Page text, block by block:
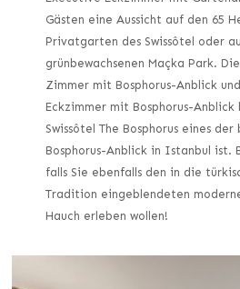
Gästen eine Aussicht auf den 65
Privatgarten des Swissôtel oder
grünbewachsenen Maçka Park.
Zimmer mit Bosphorus-Anblick
Eckzimmer mit Bosphorus-Anblick
Swissôtel The Bosphorus eines
Bosphorus-Anblick in Istanbul ist.
falls Sie ebenfalls den in die
Tradition eingeblendeten
Hauch erleben wollen!